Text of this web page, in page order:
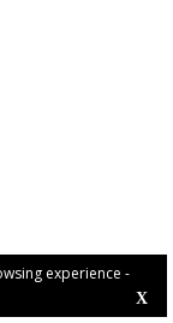
experience -
X